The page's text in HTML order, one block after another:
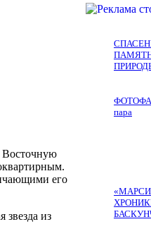
Восточную
его
звезда из
пара